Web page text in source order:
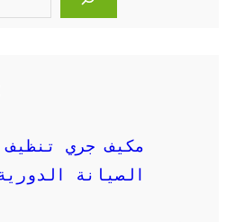
مكيف جري
الصيانة